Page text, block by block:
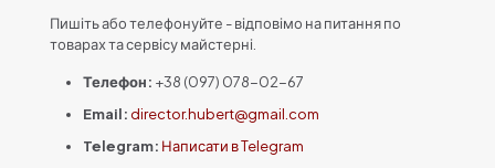
сторінці
товару
Пишіть або телефонуйте - відповімо на питання по
товарах та сервісу майстерні.
Телефон: +38 (097) 078-02-67
Email: director.hubert@gmail.com
Telegram: Написати в Telegram